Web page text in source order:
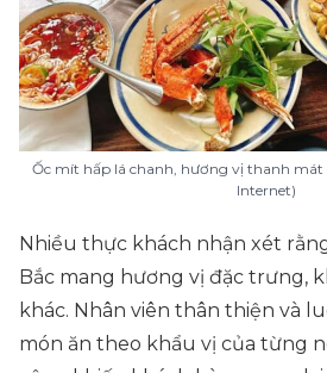
Ốc mít hấp lá chanh, hương vị thanh
Internet)
Nhiều thực khách nhận xét
Bắc mang hương vị đặc trưng,
khác. Nhân viên thân thiện và
món ăn theo khẩu vị của từng